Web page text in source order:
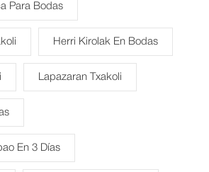
Para Bodas
Herri Kirolak En Bodas
Lapazaran Txakoli
En 3 Días